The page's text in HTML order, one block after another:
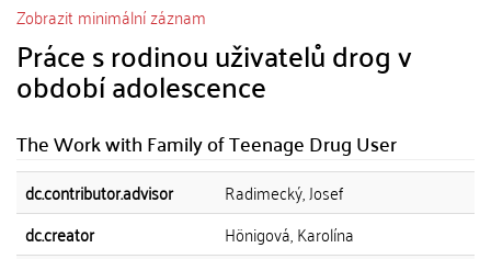
Zobrazit minimální záznam
Práce s rodinou uživatelů drog v
období adolescence
The Work with Family of Teenage Drug User
dc.contributor.advisor
Radimecký, Josef
dc.creator
Hönigová, Karolína